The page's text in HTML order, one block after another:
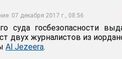
07 декабря 2017 г., 08:56
суда госбезопасности
двух журналистов из
Al Jezeera.